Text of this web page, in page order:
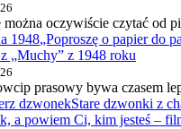
można oczywiście czytać od
„Poproszę o papier do
„Muchy” z 1948 roku
prasowy bywa czasem
Stare dzwonki z
a powiem Ci, kim jesteś –